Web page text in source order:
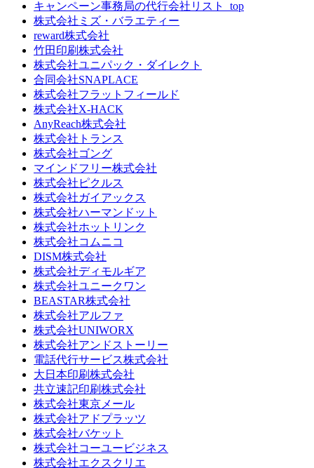
キャンペーン事務局の代行会社リスト_top
株式会社ミズ・バラエティー
reward株式会社
竹田印刷株式会社
株式会社ユニパック・ダイレクト
合同会社SNAPLACE
株式会社フラットフィールド
株式会社X-HACK
AnyReach株式会社
株式会社トランス
株式会社ゴング
マインドフリー株式会社
株式会社ピクルス
株式会社ガイアックス
株式会社ハーマンドット
株式会社ホットリンク
株式会社コムニコ
DISM株式会社
株式会社ディモルギア
株式会社ユニークワン
BEASTAR株式会社
株式会社アルファ
株式会社UNIWORX
株式会社アンドストーリー
電話代行サービス株式会社
大日本印刷株式会社
共立速記印刷株式会社
株式会社東京メール
株式会社アドプラッツ
株式会社バケット
株式会社コーユービジネス
株式会社エクスクリエ